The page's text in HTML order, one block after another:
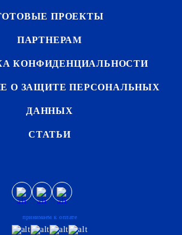
ПРОЕКТЫ
ПАРТНЕРАМ
КОНФИДЕНЦИАЛЬНОСТИ
О ЗАЩИТЕ ПЕРСОНАЛЬНЫХ
ДАННЫХ
СТАТЬИ
принимаем к оплате